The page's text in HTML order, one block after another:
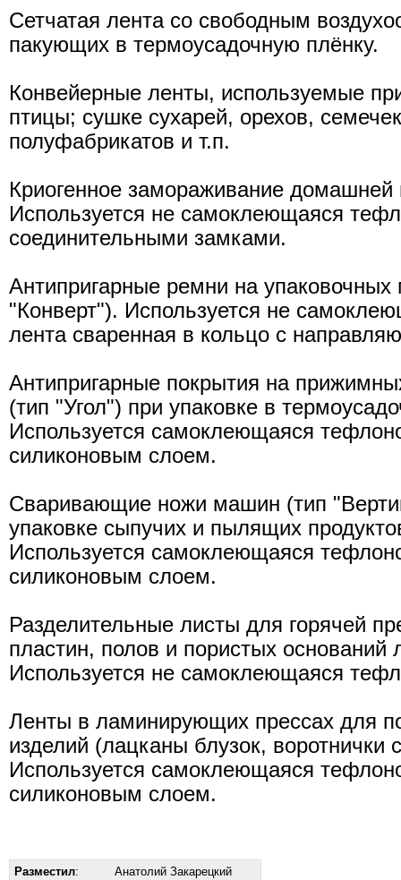
Сетчатая лента со свободным
пакующих в термоусадочную плёнку.
Конвейерные ленты, используемые
птицы; сушке сухарей, орехов,
полуфабрикатов и т.п.
Криогенное замораживание
Используется не самоклеющаяся
соединительными замками.
Антипригарные ремни на
"Конверт"). Используется не
лента сваренная в кольцо с
Антипригарные покрытия на
(тип "Угол") при упаковке в
Используется самоклеющаяся
силиконовым слоем.
Сваривающие ножи машин (тип
упаковке сыпучих и пылящих
Используется самоклеющаяся
силиконовым слоем.
Разделительные листы для горячей
пластин, полов и пористых оснований
Используется не самоклеющаяся
Ленты в ламинирующих прессах для
изделий (лацканы блузок, воротнички
Используется самоклеющаяся
силиконовым слоем.
Разместил:
Анатолий Закарецкий